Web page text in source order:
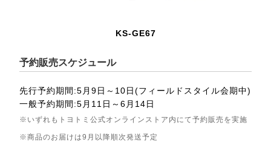
KS-GE67
予約販売スケジュール
先行予約期間:5月9日～10日(フィールドスタイル会期中)
一般予約期間:5月11日～6月14日
※いずれもトヨトミ公式オンラインストア内にて予約販売を実施
※商品のお届けは9月以降順次発送予定